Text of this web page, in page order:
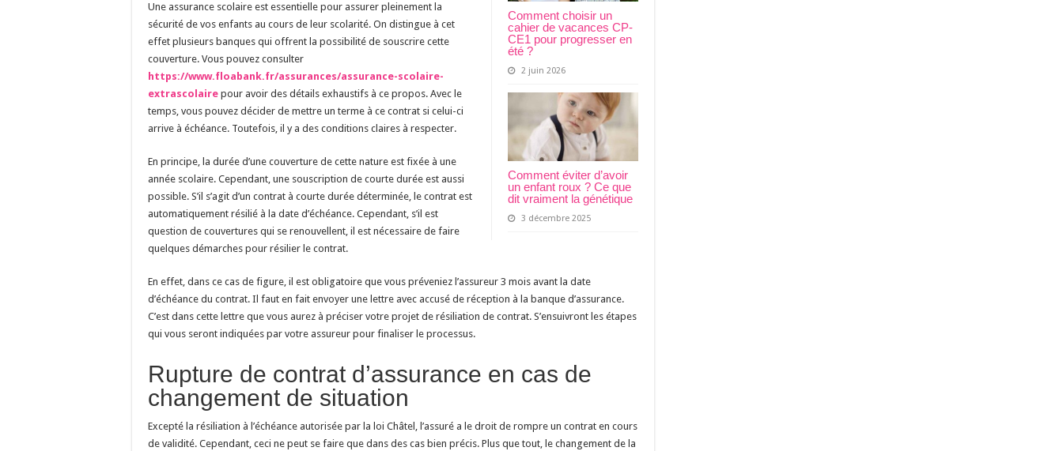
Comment choisir un
cahier de vacances CP-
CE1 pour progresser en
été ?
2 juin 2026
Comment éviter d’avoir
un enfant roux ? Ce que
dit vraiment la génétique
3 décembre 2025
Une assurance scolaire est essentielle pour assurer pleinement la
sécurité de vos enfants au cours de leur scolarité. On distingue à cet
effet plusieurs banques qui offrent la possibilité de souscrire cette
couverture. Vous pouvez consulter
https://www.floabank.fr/assurances/assurance-scolaire-
extrascolaire pour avoir des détails exhaustifs à ce propos. Avec le
temps, vous pouvez décider de mettre un terme à ce contrat si celui-ci
arrive à échéance. Toutefois, il y a des conditions claires à respecter.
En principe, la durée d’une couverture de cette nature est fixée à une
année scolaire. Cependant, une souscription de courte durée est aussi
possible. S’il s’agit d’un contrat à courte durée déterminée, le contrat est
automatiquement résilié à la date d’échéance. Cependant, s’il est
question de couvertures qui se renouvellent, il est nécessaire de faire
quelques démarches pour résilier le contrat.
En effet, dans ce cas de figure, il est obligatoire que vous préveniez l’assureur 3 mois avant la date
d’échéance du contrat. Il faut en fait envoyer une lettre avec accusé de réception à la banque d’assurance.
C’est dans cette lettre que vous aurez à préciser votre projet de résiliation de contrat. S’ensuivront les étapes
qui vous seront indiquées par votre assureur pour finaliser le processus.
Rupture de contrat d’assurance en cas de
changement de situation
Excepté la résiliation à l’échéance autorisée par la loi Châtel, l’assuré a le droit de rompre un contrat en cours
de validité. Cependant, ceci ne peut se faire que dans des cas bien précis. Plus que tout, le changement de la